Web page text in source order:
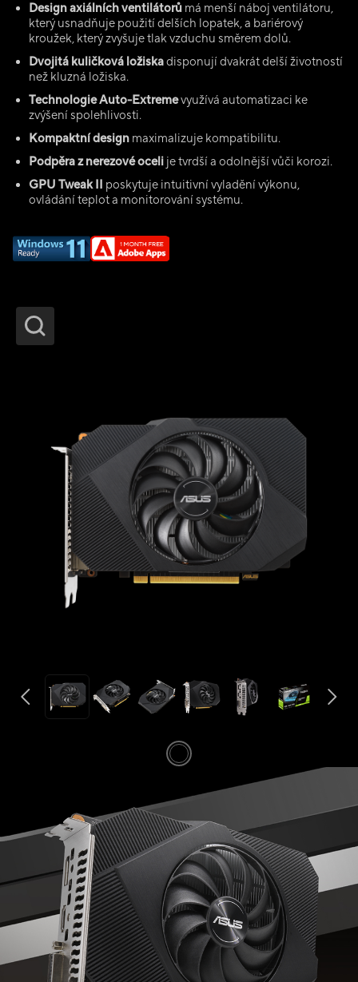
Design axiálních ventilátorů má menší náboj ventilátoru,
který usnadňuje použití delších lopatek, a bariérový
kroužek, který zvyšuje tlak vzduchu směrem dolů.
Dvojitá kuličková ložiskadisponují dvakrát delší životností
než kluzná ložiska.
Technologie Auto-Extremevyužívá automatizaci ke
zvýšení spolehlivosti.
Kompaktní design maximalizuje kompatibilitu.
Podpěra z nerezové oceli je tvrdší a odolnější vůči korozi.
GPU Tweak II poskytuje intuitivní vyladění výkonu,
ovládání teplot a monitorování systému.